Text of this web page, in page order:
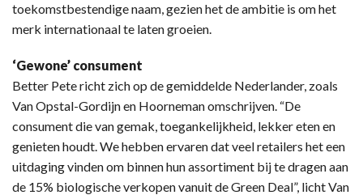
toekomstbestendige naam, gezien het de ambitie is om het
merk internationaal te laten groeien.
‘Gewone’ consument
Better Pete richt zich op de gemiddelde Nederlander, zoals
Van Opstal-Gordijn en Hoorneman omschrijven. “De
consument die van gemak, toegankelijkheid, lekker eten en
genieten houdt. We hebben ervaren dat veel retailers het een
uitdaging vinden om binnen hun assortiment bij te dragen aan
de 15% biologische verkopen vanuit de Green Deal”, licht Van